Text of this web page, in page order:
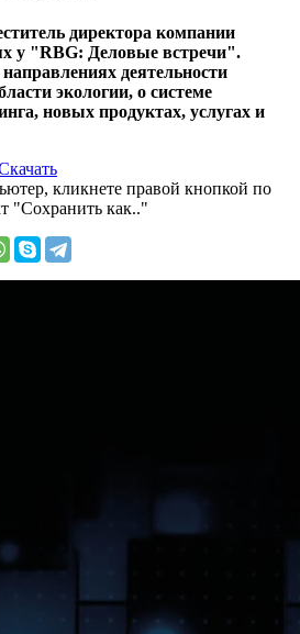
директора компании
у "RBG: Деловые встречи".
деятельности
экологии, о системе
новых продуктах, услугах и
кликнете правой кнопкой по
"Сохранить как.."